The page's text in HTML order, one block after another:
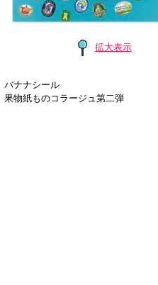
拡大表示
バナナシール
果物紙ものコラージュ第二弾